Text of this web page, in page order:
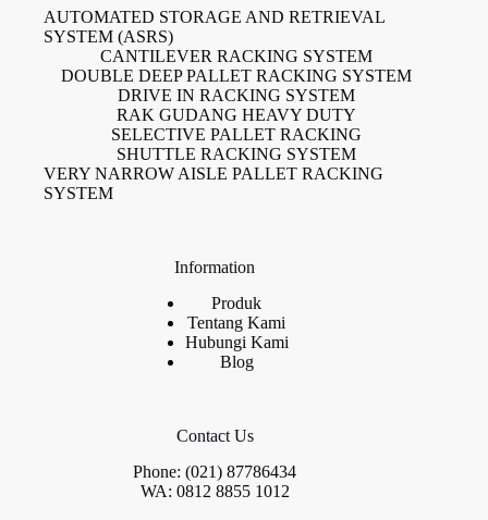
AUTOMATED STORAGE AND RETRIEVAL
SYSTEM (ASRS)
CANTILEVER RACKING SYSTEM
DOUBLE DEEP PALLET RACKING SYSTEM
DRIVE IN RACKING SYSTEM
RAK GUDANG HEAVY DUTY
SELECTIVE PALLET RACKING
SHUTTLE RACKING SYSTEM
VERY NARROW AISLE PALLET RACKING
SYSTEM
Information
Produk
Tentang Kami
Hubungi Kami
Blog
Contact Us
Phone: (021) 87786434
WA: 0812 8855 1012